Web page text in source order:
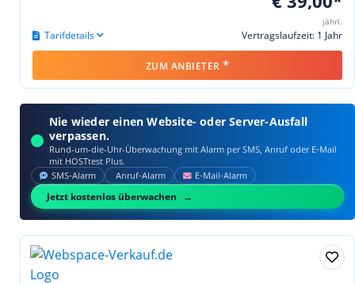
jährl.
Vertragslaufzeit: 1 Jahr
Tarifdetails
ZUM ANBIETER *
Nie wieder einen Website- oder Server-Ausfall
verpassen.
Rund-um-die-Uhr-Überwachung mit Alarm per SMS, Anruf oder E‑Mail
mit HOSTtest Plus.
SMS‑Alarm Anruf‑Alarm E‑Mail‑Alarm
Jetzt kostenlos überwachen